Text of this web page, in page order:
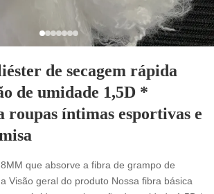
de secagem rápida
de umidade 1,5D *
roupas íntimas esportivas e
que absorve a fibra de grampo de
Visão geral do produto Nossa fibra básica